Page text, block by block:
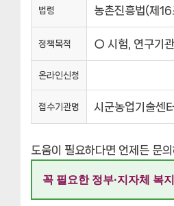
법령 농촌진흥법(제
정책목적 ○ 시험, 연구기
온라인신청
접수기관명 시군농업기술센터
도움이 필요하다면 언제든 문의
꼭 필요한 정부·지자체 복